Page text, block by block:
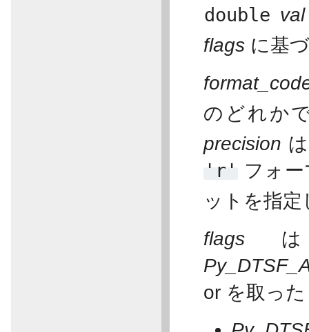
double val
flags に基
のどれか
precision
'r'
フォ
ットを指
flags
or を取っ